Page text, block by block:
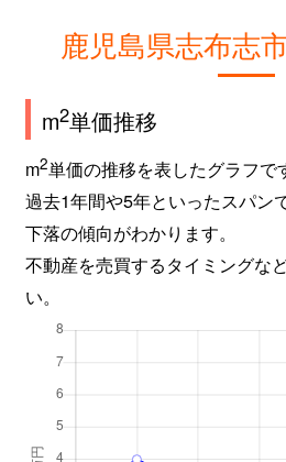
鹿児島県志布志
m2単価推移
m2単価の推移を表したグラフで
過去1年間や5年といったスパン
下落の傾向がわかります。
不動産を売買するタイミングな
い。